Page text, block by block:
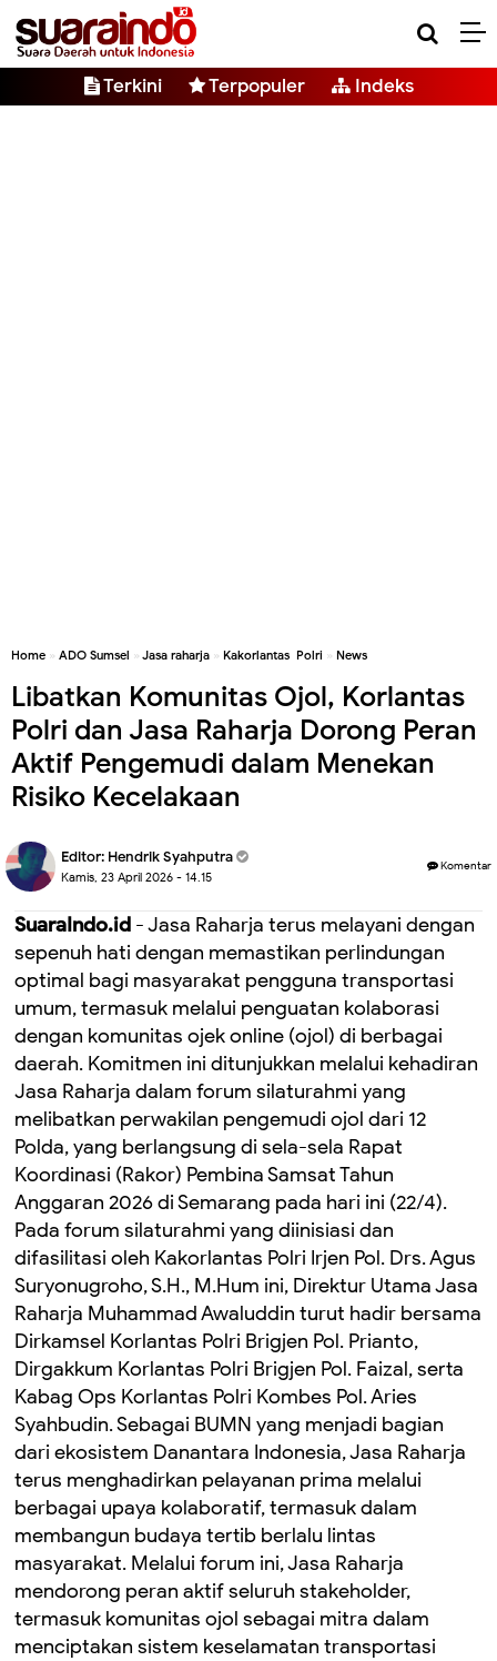
Terkini Terpopuler Indeks
Home » ADO Sumsel » Jasa raharja » Kakorlantas Polri » News
Libatkan Komunitas Ojol, Korlantas
Polri dan Jasa Raharja Dorong Peran
Aktif Pengemudi dalam Menekan
Risiko Kecelakaan
Editor: Hendrik Syahputra
Kamis, 23 April 2026 - 14.15
Komentar
SuaraIndo.id - Jasa Raharja terus melayani dengan
sepenuh hati dengan memastikan perlindungan
optimal bagi masyarakat pengguna transportasi
umum, termasuk melalui penguatan kolaborasi
dengan komunitas ojek online (ojol) di berbagai
daerah. Komitmen ini ditunjukkan melalui kehadiran
Jasa Raharja dalam forum silaturahmi yang
melibatkan perwakilan pengemudi ojol dari 12
Polda, yang berlangsung di sela-sela Rapat
Koordinasi (Rakor) Pembina Samsat Tahun
Anggaran 2026 di Semarang pada hari ini (22/4).
Pada forum silaturahmi yang diinisiasi dan
difasilitasi oleh Kakorlantas Polri Irjen Pol. Drs. Agus
Suryonugroho, S.H., M.Hum ini, Direktur Utama Jasa
Raharja Muhammad Awaluddin turut hadir bersama
Dirkamsel Korlantas Polri Brigjen Pol. Prianto,
Dirgakkum Korlantas Polri Brigjen Pol. Faizal, serta
Kabag Ops Korlantas Polri Kombes Pol. Aries
Syahbudin. Sebagai BUMN yang menjadi bagian
dari ekosistem Danantara Indonesia, Jasa Raharja
terus menghadirkan pelayanan prima melalui
berbagai upaya kolaboratif, termasuk dalam
membangun budaya tertib berlalu lintas
masyarakat. Melalui forum ini, Jasa Raharja
mendorong peran aktif seluruh stakeholder,
termasuk komunitas ojol sebagai mitra dalam
menciptakan sistem keselamatan transportasi